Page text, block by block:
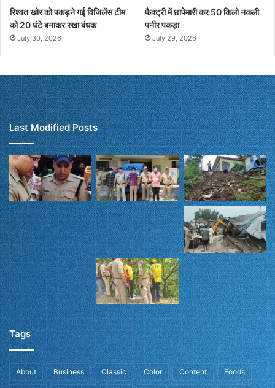
रिश्वत खोर को पकड़ने गई विजिलेंस टीम
को 20 घंटे बनाकर रखा बंधक
July 30, 2026
फैक्ट्री में छापेमारी कर 50 किलो नकली
पनीर पकड़ा
July 29, 2026
Last Modified Posts
Tags
About Business Classic Color Content Foods